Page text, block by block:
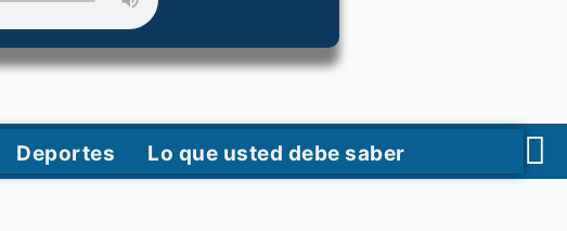
Deportes Lo que usted debe saber